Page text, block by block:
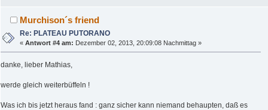
Murchison´s friend
Re: PLATEAU PUTORANO
«Antwort #4 am: Dezember 02, 2013, 20:09:08 Nachmittag »
danke, lieber Mathias,
werde gleich weiterbüffeln !
Was ich bis jetzt heraus fand : ganz sicher kann niemand behaupten, daß es